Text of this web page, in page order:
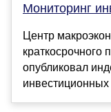
Мониторинг
Центр
опубликовал
инвестиционных